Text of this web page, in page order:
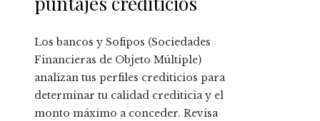
Los bancos y Sofipos (Sociedades
Financieras de Objeto Múltiple)
analizan tus perfiles crediticios para
determinar tu calidad crediticia y el
monto máximo a conceder. Revisa